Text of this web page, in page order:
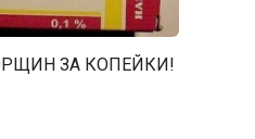
ЗА КОПЕЙКИ!